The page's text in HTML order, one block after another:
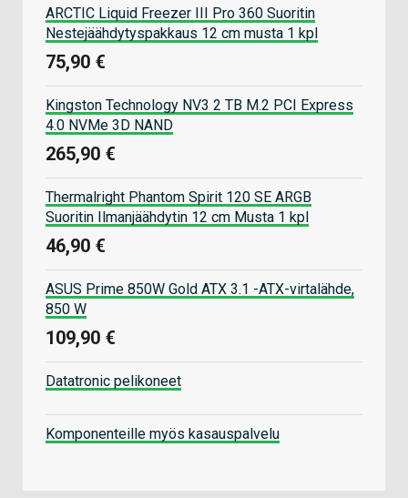
ARCTIC Liquid Freezer III Pro 360 Suoritin
Nestejäähdytyspakkaus 12 cm musta 1 kpl
75,90 €
Kingston Technology NV3 2 TB M.2 PCI Express
4.0 NVMe 3D NAND
265,90 €
Thermalright Phantom Spirit 120 SE ARGB
Suoritin Ilmanjäähdytin 12 cm Musta 1 kpl
46,90 €
ASUS Prime 850W Gold ATX 3.1 -ATX-virtalähde,
850 W
109,90 €
Datatronic pelikoneet
Komponenteille myös kasauspalvelu